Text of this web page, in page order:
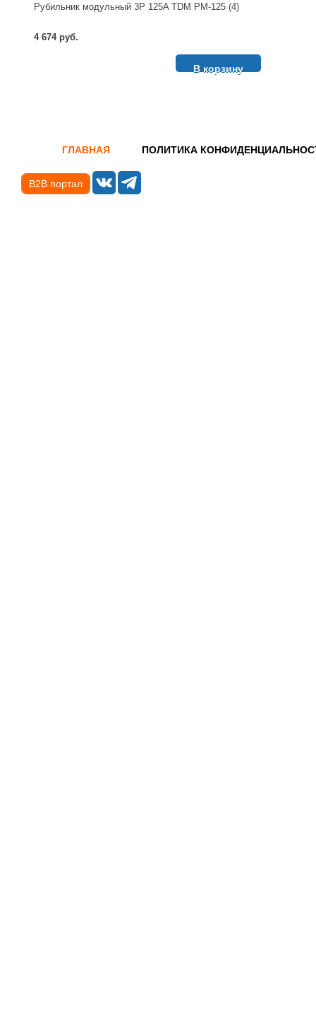
Рубильник модульный 3P 125A TDM РМ-125 (4)
4 674 руб.
В корзину
ГЛАВНАЯ ПОЛИТИКА
B2B портал